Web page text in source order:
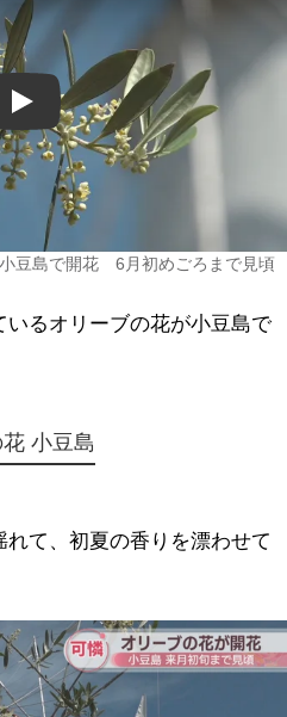
Play
豆島で開花 6月初めごろまで見頃
るオリーブの花が小豆島で
花 小豆島
て、初夏の香りを漂わせて